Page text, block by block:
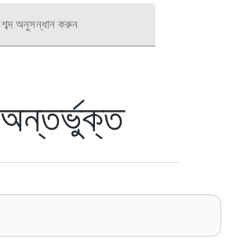
অনুসন্ধান করুন
অন্তর্ভুক্ত